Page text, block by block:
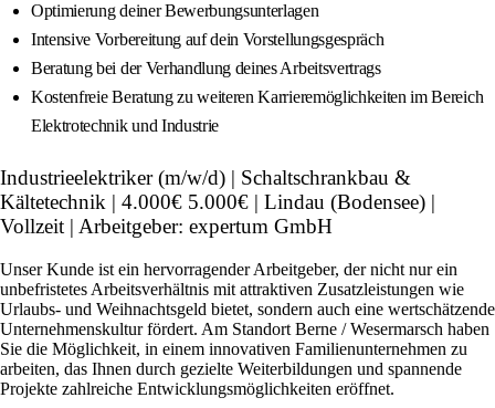
Optimierung deiner Bewerbungsunterlagen
Intensive Vorbereitung auf dein Vorstellungsgespräch
Beratung bei der Verhandlung deines Arbeitsvertrags
Kostenfreie Beratung zu weiteren Karrieremöglichkeiten im Bereich
Elektrotechnik und Industrie
Industrieelektriker (m/w/d) | Schaltschrankbau &
Kältetechnik | 4.000€ 5.000€ | Lindau (Bodensee) |
Vollzeit | Arbeitgeber: expertum GmbH
Unser Kunde ist ein hervorragender Arbeitgeber, der nicht nur ein
unbefristetes Arbeitsverhältnis mit attraktiven Zusatzleistungen wie
Urlaubs- und Weihnachtsgeld bietet, sondern auch eine wertschätzende
Unternehmenskultur fördert. Am Standort Berne / Wesermarsch haben
Sie die Möglichkeit, in einem innovativen Familienunternehmen zu
arbeiten, das Ihnen durch gezielte Weiterbildungen und spannende
Projekte zahlreiche Entwicklungsmöglichkeiten eröffnet.